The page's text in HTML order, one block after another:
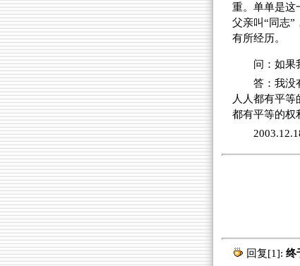
重。单单是这
父亲叫“同志”
有所经历。
问：如果
答：我没
人人都有平
都有平等的权
回复[1]: 终